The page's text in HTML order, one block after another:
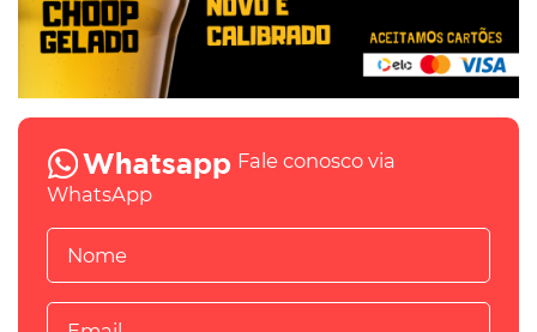
Fale conosco via
WhatsApp